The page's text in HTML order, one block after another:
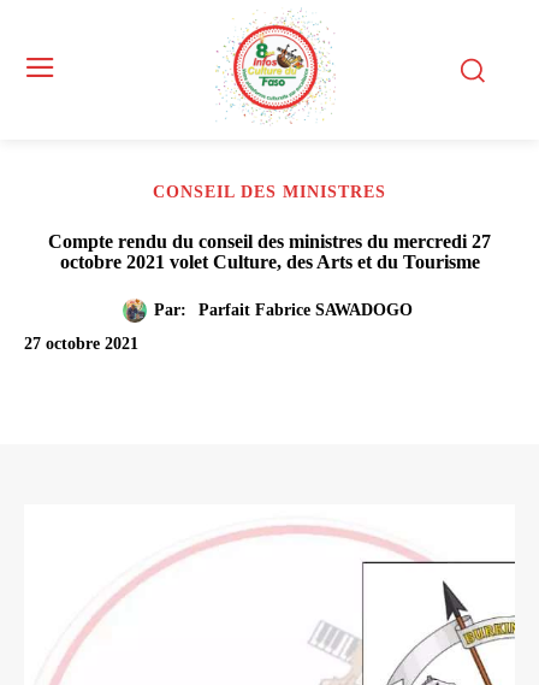
CONSEIL DES MINISTRES
Compte rendu du conseil des ministres du mercredi 27
octobre 2021 volet Culture, des Arts et du Tourisme
Par:
Parfait Fabrice SAWADOGO
27 octobre 2021